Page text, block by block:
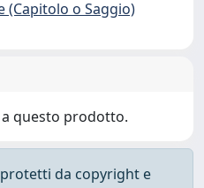
(Capitolo o Saggio)
questo prodotto.
da copyright e